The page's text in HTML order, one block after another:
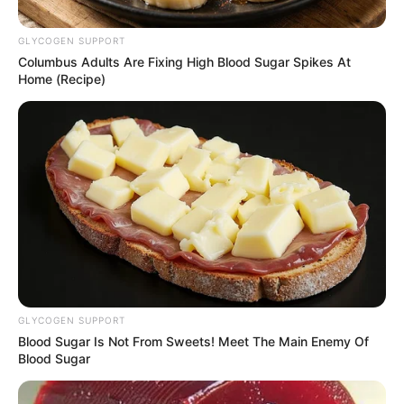
Captura de video
Accidente en la vía Matanza - Bucaramanga
Por:
Noviembre 24, 2022
GLYCOGEN SUPPORT
Columbus Adults Are Fixing High Blood Sugar Spikes At
Home (Recipe)
GLYCOGEN SUPPORT
Blood Sugar Is Not From Sweets! Meet The Main Enemy Of
Blood Sugar